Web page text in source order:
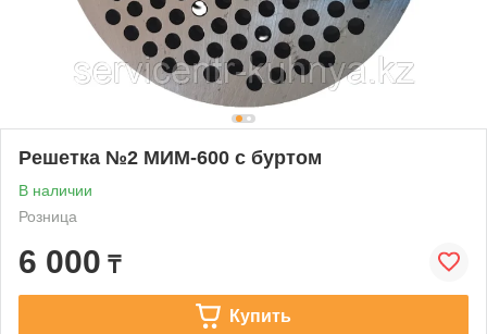
Решетка №2 МИМ-600 с буртом
В наличии
Розница
6 000 ₸
Купить